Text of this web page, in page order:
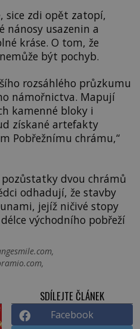
sice zdi opět zatopí,
nánosy usazenin a
kráse. O tom, že
být pochyb.
rozsáhlého průzkumu
námořnictva. Mapují
kamenné bloky i
získané artefakty
Pobřežnímu chrámu,“
dvou chrámů
odhadují, že stavby
jejíž ničivé stopy
východního pobřeží
SDÍLEJTE ČLÁNEK
Facebook